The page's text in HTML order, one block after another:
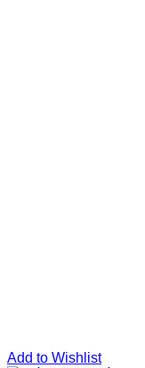
Add to Wishlist